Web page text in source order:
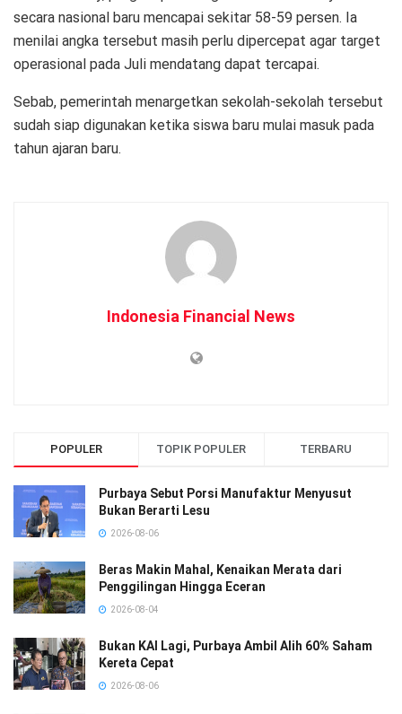
secara nasional baru mencapai sekitar 58-59 persen. Ia
menilai angka tersebut masih perlu dipercepat agar target
operasional pada Juli mendatang dapat tercapai.
Sebab, pemerintah menargetkan sekolah-sekolah tersebut
sudah siap digunakan ketika siswa baru mulai masuk pada
tahun ajaran baru.
Indonesia Financial News
POPULER TOPIK POPULER TERBARU
Purbaya Sebut Porsi Manufaktur Menyusut
Bukan Berarti Lesu
2026-08-06
Beras Makin Mahal, Kenaikan Merata dari
Penggilingan Hingga Eceran
2026-08-04
Bukan KAI Lagi, Purbaya Ambil Alih 60% Saham
Kereta Cepat
2026-08-06